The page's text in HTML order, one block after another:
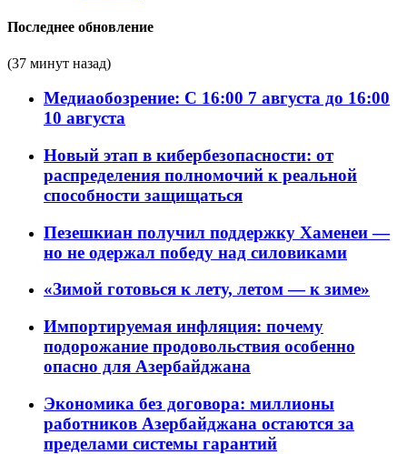
Последнее обновление
(37 минут назад)
Медиаобозрение: С 16:00 7 августа до 16:00
10 августа
Новый этап в кибербезопасности: от
распределения полномочий к реальной
способности защищаться
Пезешкиан получил поддержку Хаменеи —
но не одержал победу над силовиками
«Зимой готовься к лету, летом — к зиме»
Импортируемая инфляция: почему
подорожание продовольствия особенно
опасно для Азербайджана
Экономика без договора: миллионы
работников Азербайджана остаются за
пределами системы гарантий